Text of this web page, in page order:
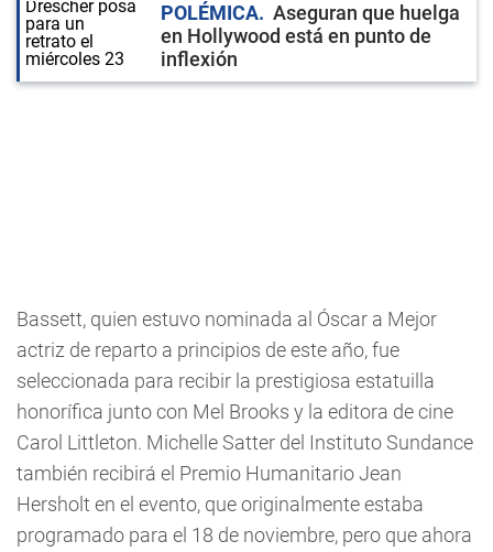
POLÉMICA
Aseguran que huelga
en Hollywood está en punto de
inflexión
Bassett, quien estuvo nominada al Óscar a Mejor
actriz de reparto a principios de este año, fue
seleccionada para recibir la prestigiosa estatuilla
honorífica junto con Mel Brooks y la editora de cine
Carol Littleton. Michelle Satter del Instituto Sundance
también recibirá el Premio Humanitario Jean
Hersholt en el evento, que originalmente estaba
programado para el 18 de noviembre, pero que ahora